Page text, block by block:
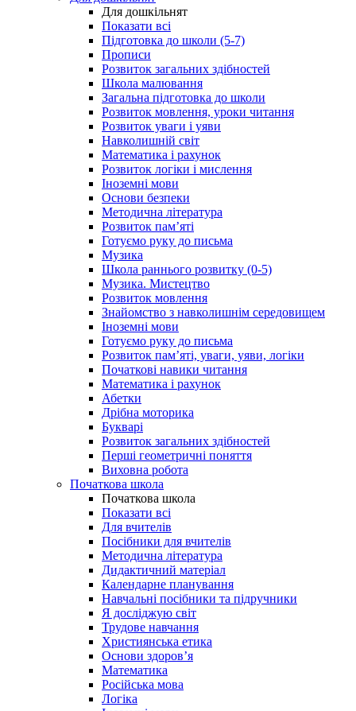
Для дошкільнят
Показати всі
Підготовка до школи (5-7)
Прописи
Розвиток загальних здібностей
Школа малювання
Загальна підготовка до школи
Розвиток мовлення, уроки читання
Розвиток уваги і уяви
Навколишній світ
Математика і рахунок
Розвиток логіки і мислення
Іноземні мови
Основи безпеки
Методична література
Розвиток пам’яті
Готуємо руку до письма
Музика
Школа раннього розвитку (0-5)
Музика. Мистецтво
Розвиток мовлення
Знайомство з навколишнім середовищем
Іноземні мови
Готуємо руку до письма
Розвиток пам’яті, уваги, уяви, логіки
Початкові навики читання
Математика і рахунок
Абетки
Дрібна моторика
Букварі
Розвиток загальних здібностей
Перші геометричні поняття
Виховна робота
Початкова школа
Початкова школа
Показати всі
Для вчителів
Посібники для вчителів
Методична література
Дидактичний матеріал
Календарне планування
Навчальні посібники та підручники
Я досліджую світ
Трудове навчання
Християнська етика
Основи здоров’я
Математика
Російська мова
Логіка